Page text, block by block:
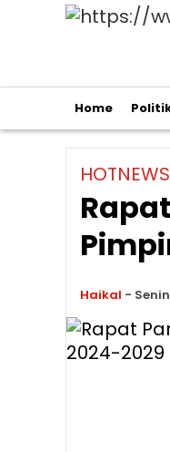
Home
HOTNEWS
Haikal -